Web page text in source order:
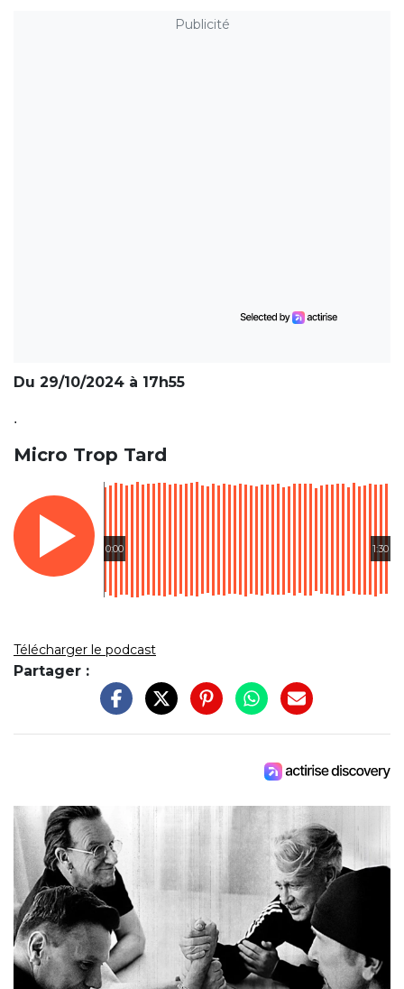
Publicité
Du 29/10/2024 à 17h55
.
Micro Trop Tard
0:00 1:30
Télécharger le podcast
Partager :